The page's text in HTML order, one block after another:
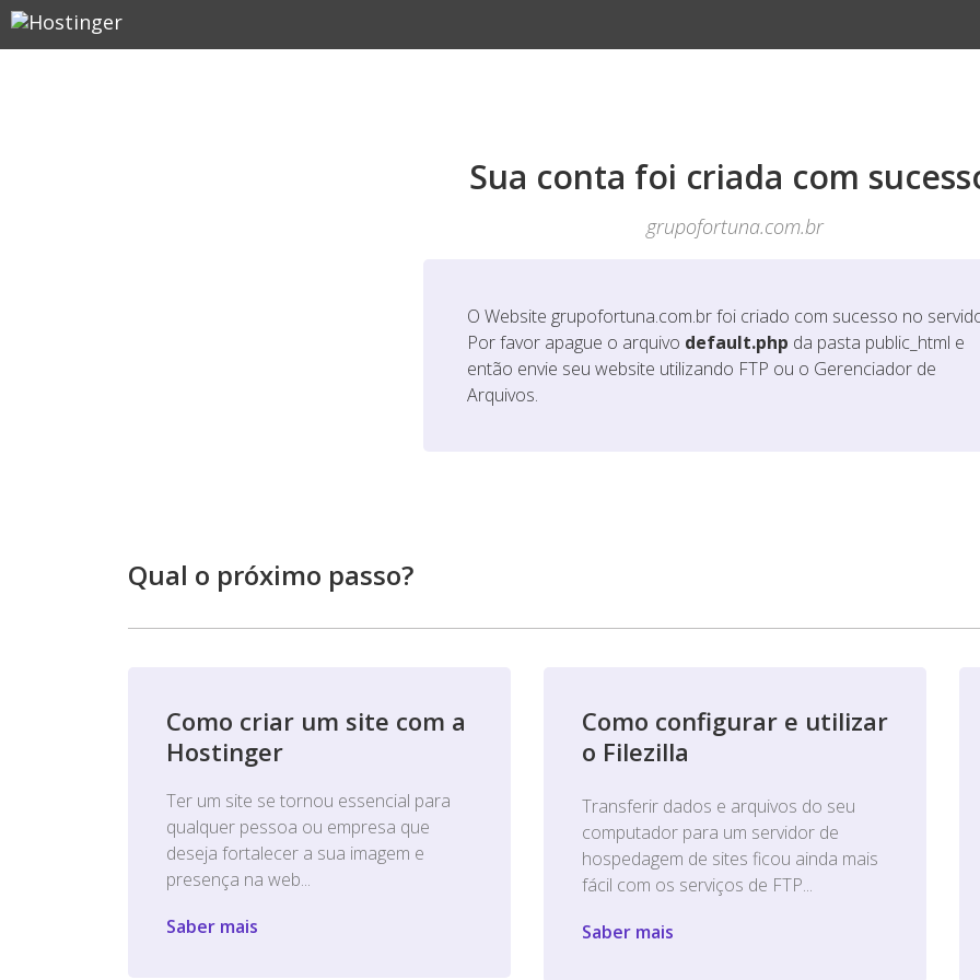
Sua conta foi criada com
grupofortuna.com.br
O Website grupofortuna.com.brfoi criado com sucesso no
Por favor apague o arquivo default.php da pasta public_html e
então envie seu website utilizando FTP ou o Gerenciador de
Arquivos.
Qual o próximo passo?
Como criar um site com a
Hostinger
Ter um site se tornou essencial para
qualquer pessoa ou empresa que
deseja fortalecer a sua imagem e
presença na web...
Saber mais
Como configurar e utilizar
o Filezilla
Transferir dados e arquivos do seu
computador para um servidor de
hospedagem de sites ficou ainda mais
fácil com os serviços de FTP...
Saber mais